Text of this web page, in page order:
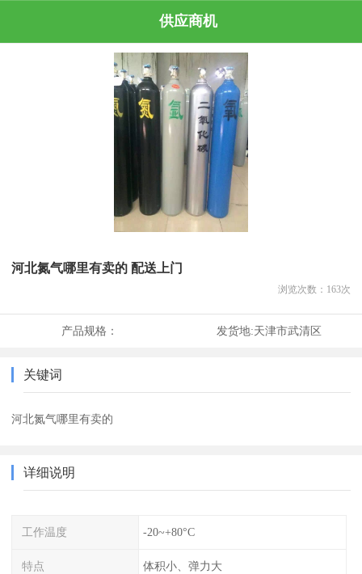
供应商机
河北氮气哪里有卖的 配送上门
浏览次数： 163次
产品规格： 发货地:天津市武清区
关键词
河北氮气哪里有卖的
详细说明
工作温度 -20~+80°C
特点 体积小、弹力大